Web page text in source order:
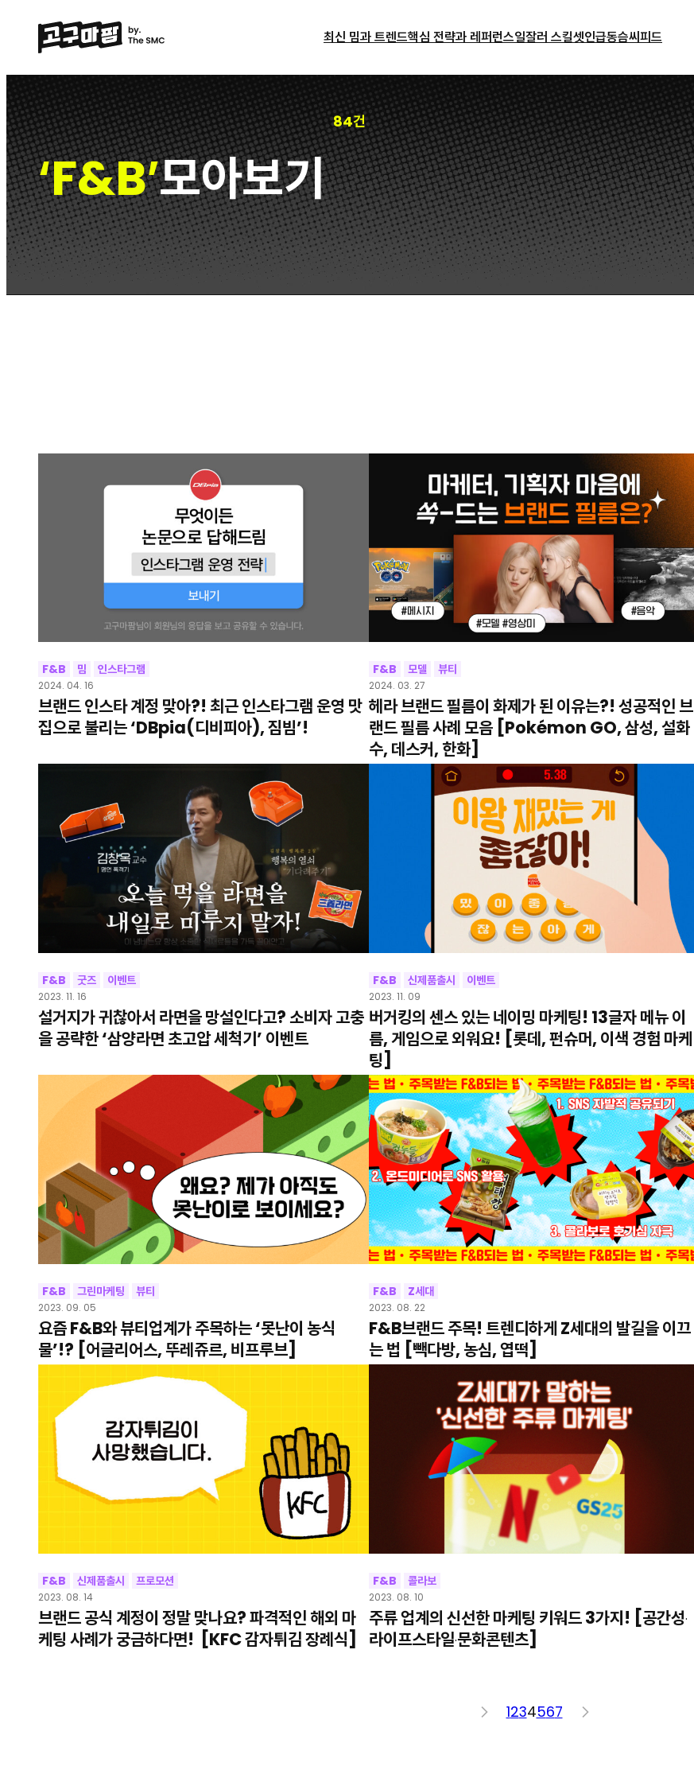
최신 밈과 트렌드핵심 전략과 레퍼런스일잘러 스킬셋인급동슴씨피드
‘F&B’모아보기
84건
F&B 밈 인스타그램
2024. 04. 16
브랜드 인스타 계정 맞아?! 최근 인스타그램 운영 맛
집으로 불리는 ‘DBpia(디비피아), 짐빔’!
F&B 모델 뷰티
2024. 03. 27
헤라 브랜드 필름이 화제가 된 이유는?! 성공적인 브
랜드 필름 사례 모음 [Pokémon GO, 삼성, 설화
수, 데스커, 한화]
F&B 굿즈 이벤트
2023. 11. 16
설거지가 귀찮아서 라면을 망설인다고? 소비자 고충
을 공략한 ‘삼양라면 초고압 세척기’ 이벤트
F&B 신제품출시 이벤트
2023. 11. 09
버거킹의 센스 있는 네이밍 마케팅! 13글자 메뉴 이
름, 게임으로 외워요! [롯데, 펀슈머, 이색 경험 마케
팅]
F&B 그린마케팅 뷰티
2023. 09. 05
요즘 F&B와 뷰티업계가 주목하는 ‘못난이 농식
물’!? [어글리어스, 뚜레쥬르, 비프루브]
F&B Z세대
2023. 08. 22
F&B브랜드 주목! 트렌디하게 Z세대의 발길을 이끄
는 법 [빽다방, 농심, 엽떡]
F&B 신제품출시 프로모션
2023. 08. 14
브랜드 공식 계정이 정말 맞나요? 파격적인 해외 마
케팅 사례가 궁금하다면! [KFC 감자튀김 장례식]
F&B 콜라보
2023. 08. 10
주류 업계의 신선한 마케팅 키워드 3가지! [공간성·
라이프스타일·문화콘텐츠]
< 1234567 >